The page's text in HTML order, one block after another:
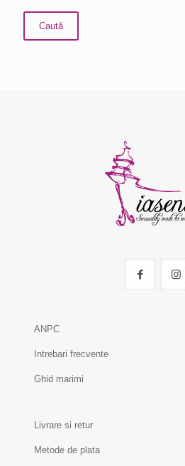
Caută
ANPC
Intrebari frecvente
Ghid marimi
Livrare si retur
Metode de plata